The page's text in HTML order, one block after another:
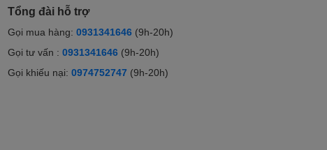
Tổng đài hỗ trợ
Gọi mua hàng: 0931341646 (9h-20h)
Gọi tư vấn : 0931341646 (9h-20h)
Gọi khiếu nại: 0974752747 (9h-20h)